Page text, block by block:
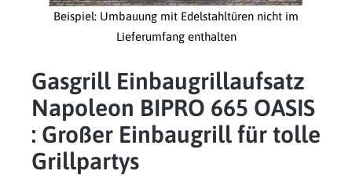
Beispiel: Umbauung mit Edelstahltüren nicht im
Lieferumfang enthalten
Gasgrill Einbaugrillaufsatz
Napoleon BIPRO 665 OASIS
: Großer Einbaugrill für tolle
Grillpartys